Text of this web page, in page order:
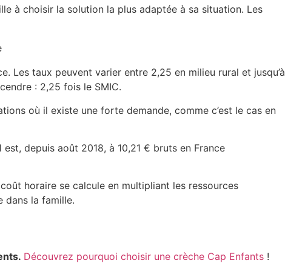
à choisir la solution la plus adaptée à sa situation. Les
Les taux peuvent varier entre 2,25 en milieu rural et jusqu’à
: 2,25 fois le SMIC.
où il existe une forte demande, comme c’est le cas en
depuis août 2018, à 10,21 € bruts en France
horaire se calcule en multipliant les ressources
dans la famille.
Découvrez pourquoi choisir une crèche Cap Enfants !